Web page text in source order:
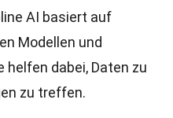
AI basiert auf
Modellen und
helfen dabei, Daten zu
zu treffen.